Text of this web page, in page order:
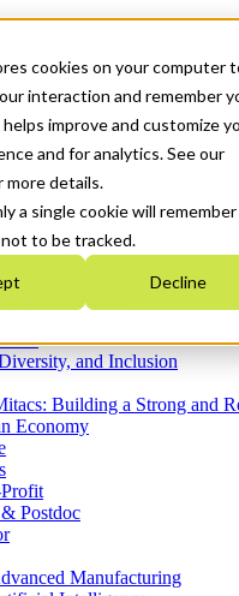
cookies on your computer
interaction and remember
improve and customize
and for analytics. See our
more details.
a single cookie will remember
to be tracked.
Decline
Plan 2026-2030
Do
and Inclusion
Building a Strong and
Economy
Postdoc
Manufacturing